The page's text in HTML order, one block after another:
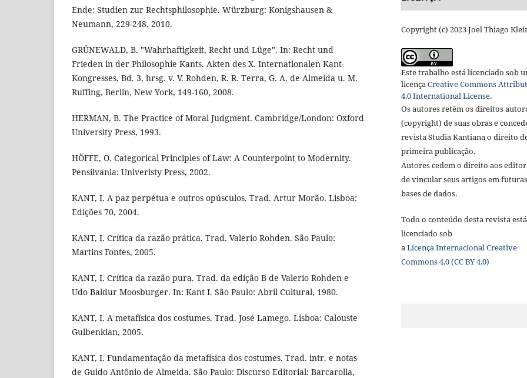
Ende: Studien zur Rechtsphilosophie. Würzburg: Konigshausen &
Neumann, 229-248, 2010.
GRÜNEWALD, B. "Wahrhaftigkeit, Recht und Lüge". In: Recht und
Frieden in der Philosophie Kants. Akten des X. Internationalen Kant-
Kongresses, Bd. 3, hrsg. v. V. Rohden, R. R. Terra, G. A. de Almeida u. M.
Ruffing, Berlin, New York, 149-160, 2008.
HERMAN, B. The Practice of Moral Judgment. Cambridge/London: Oxford
University Press, 1993.
HÖFFE, O. Categorical Principles of Law: A Counterpoint to Modernity.
Pensilvania: Univeristy Press, 2002.
KANT, I. A paz perpétua e outros opúsculos. Trad. Artur Morão. Lisboa:
Edições 70, 2004.
KANT, I. Crítica da razão prática. Trad. Valerio Rohden. São Paulo:
Martins Fontes, 2005.
KANT, I. Crítica da razão pura. Trad. da edição B de Valerio Rohden e
Udo Baldur Moosburger. In: Kant I. São Paulo: Abril Cultural, 1980.
KANT, I. A metafísica dos costumes. Trad. José Lamego. Lisboa: Calouste
Gulbenkian, 2005.
KANT, I. Fundamentação da metafísica dos costumes. Trad. intr. e notas
de Guido Antônio de Almeida. São Paulo: Discurso Editorial: Barcarolla,
Copyright (c) 2023 Joel Thiago
Este trabalho está licenciado sob
licençaCreative Commons
4.0 International License.
Os autores retêm os direitos
(copyright) de suas obras e
revista Studia Kantiana o direito
primeira publicação.
Autores cedem o direito aos
de vincular seus artigos em futuras
bases de dados.
Todo o conteúdo desta revista está
licenciado sob
aLicençaInternacional Creative
Commons 4.0 (CC BY 4.0)